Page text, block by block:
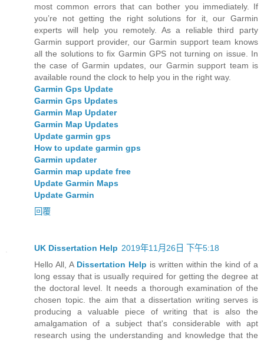
most common errors that can bother you immediately. If
you’re not getting the right solutions for it, our Garmin
experts will help you remotely. As a reliable third party
Garmin support provider, our Garmin support team knows
all the solutions to fix Garmin GPS not turning on issue. In
the case of Garmin updates, our Garmin support team is
available round the clock to help you in the right way.
Garmin Gps Update
Garmin Gps Updates
Garmin Map Updater
Garmin Map Updates
Update garmin gps
How to update garmin gps
Garmin updater
Garmin map update free
Update Garmin Maps
Update Garmin
回覆
UK Dissertation Help 2019年11月26日 下午5:18
Hello All, A Dissertation Help is written within the kind of a
long essay that is usually required for getting the degree at
the doctoral level. It needs a thorough examination of the
chosen topic. the aim that a dissertation writing serves is
producing a valuable piece of writing that is also the
amalgamation of a subject that's considerable with apt
research using the understanding and knowledge that the